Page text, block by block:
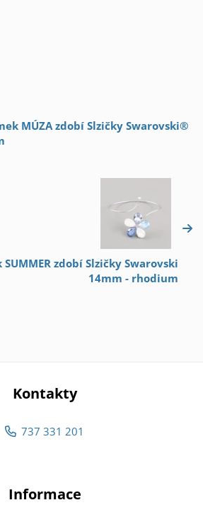
MÚZA zdobí Slzičky Swarovski®
zdobí Slzičky Swarovski
14mm - rhodium
Kontakty
737 331 201
Informace